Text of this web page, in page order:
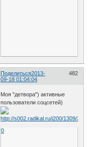
Поделиться 482
2013-
09-18 01:04:04
Моя "детвора") активные
пользователи соцсетей)
0